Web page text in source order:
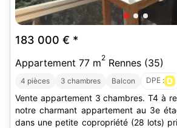
183 000 € *
Appartement 77 m2 Rennes (35)
4 pièces 3 chambres Balcon DPE : D
Vente appartement 3 chambres. T4 à
notre charmant appartement au 3e
dans une petite copropriété (28 lots)